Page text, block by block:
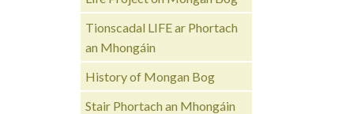
Tionscadal LIFE ar Phortach
an Mhongáin
History of Mongan Bog
Stair Phortach an Mhongáin